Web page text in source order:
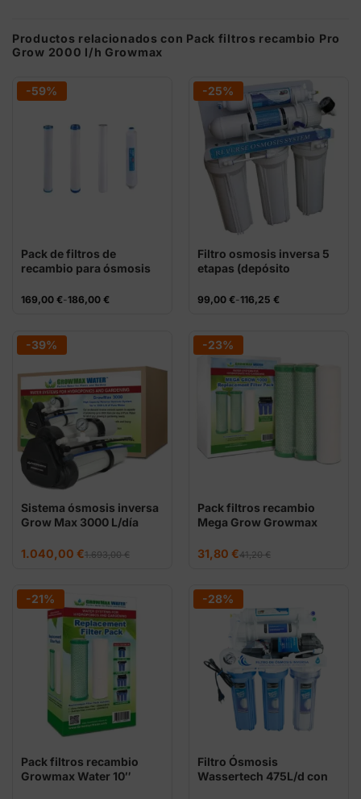
Productos relacionados con Pack filtros recambio Pro
Grow 2000 l/h Growmax
-59%
Pack de filtros de
recambio para ósmosis
(con membrana)
169,00 €-186,00 €
Rango
169,00 €
hasta
186,00 €
-25%
Filtro osmosis inversa 5
etapas (depósito
99,00 €-116,25 €
Rango
99,00 €
hasta
116,25 €
-39%
Sistema ósmosis inversa
Grow Max 3000 L/día
1.693,00€
El
precio
1.693,00 €.
1.040,00 €
El
precio
1.040,00 €.
-23%
Pack filtros recambio
Mega Grow Growmax
41,20€
El
precio
41,20 €.
31,80 €
El
precio
31,80 €.
-21%
Pack filtros recambio
Growmax Water 10″
-28%
Filtro Ósmosis
Wassertech 475L/d con